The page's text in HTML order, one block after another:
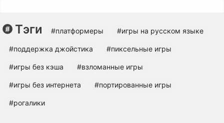
Тэги #платформеры #игры на русском языке
#поддержка джойстика #пиксельные игры
#игры без кэша #взломанные игры
#игры без интернета #портированные игры
#рогалики